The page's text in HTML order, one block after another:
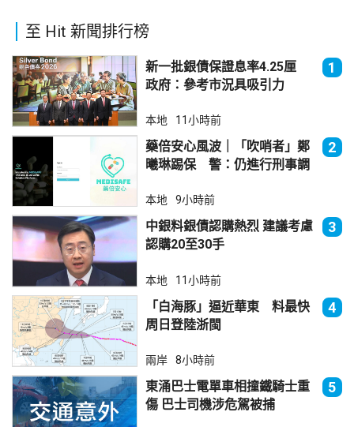
至 Hit 新聞排行榜
新一批銀債保證息率4.25厘
政府：參考市況具吸引力
1
本地 11小時前
藥倍安心風波｜「吹哨者」鄭
曦琳踢保 警：仍進行刑事調
2
本地 9小時前
中銀料銀債認購熱烈 建議考慮
認購20至30手
3
本地 11小時前
「白海豚」逼近華東 料最快
周日登陸浙閩
4
兩岸 8小時前
東涌巴士電單車相撞鐵騎士重
傷 巴士司機涉危駕被捕
5